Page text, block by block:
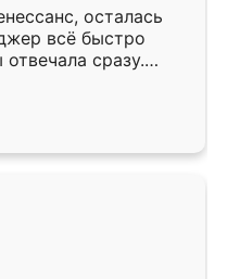
осталась
всё быстро
сразу.
подошёл к
Собрали
аккуратно, даже